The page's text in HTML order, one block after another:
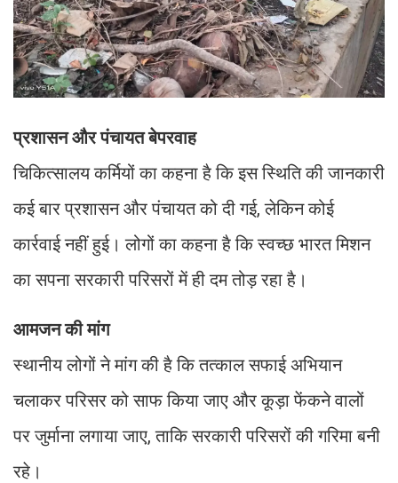
प्रशासन और पंचायत बेपरवाह
चिकित्सालय कर्मियों का कहना है कि इस स्थिति की जानकारी
कई बार प्रशासन और पंचायत को दी गई, लेकिन कोई
कार्रवाई नहीं हुई। लोगों का कहना है कि स्वच्छ भारत मिशन
का सपना सरकारी परिसरों में ही दम तोड़ रहा है।
आमजन की मांग
स्थानीय लोगों ने मांग की है कि तत्काल सफाई अभियान
चलाकर परिसर को साफ किया जाए और कूड़ा फेंकने वालों
पर जुर्माना लगाया जाए, ताकि सरकारी परिसरों की गरिमा बनी
रहे।